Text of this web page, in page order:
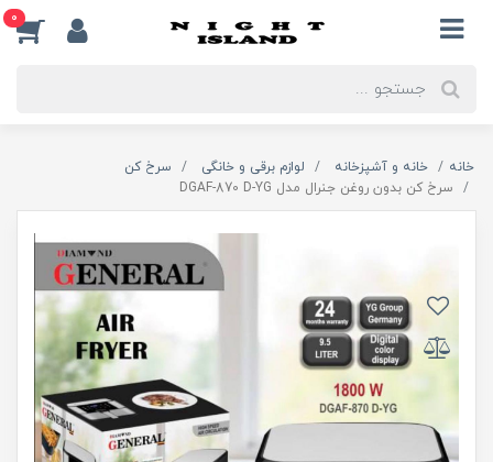
0
خانه خانه و آشپزخانه لوازم برقی و خانگی
سرخ کن
سرخ کن بدون روغن جنرال مدل DGAF-870 D-YG